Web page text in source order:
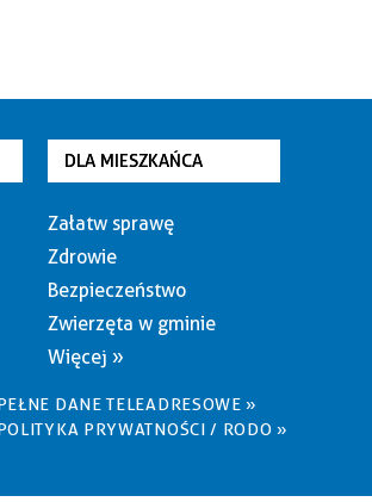
DLA MIESZKAŃCA
Załatw sprawę
Zdrowie
Bezpieczeństwo
Zwierzęta w gminie
Więcej »
DANE TELEADRESOWE »
PRYWATNOŚCI / RODO »